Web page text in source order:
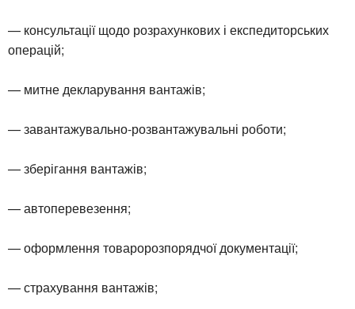
— консультації щодо розрахункових і експедиторських
операцій;
— митне декларування вантажів;
— завантажувально-розвантажувальні роботи;
— зберігання вантажів;
— автоперевезення;
— оформлення товаророзпорядчої документації;
— страхування вантажів;